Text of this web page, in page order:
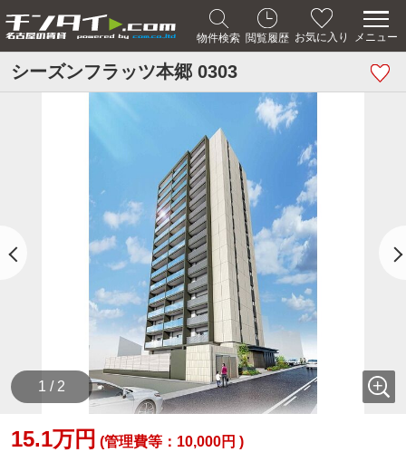
物件検索 閲覧履歴 お気に入り メニュー
シーズンフラッツ本郷 0303
1 / 2
15.1万円 (管理費等：10,000円 )